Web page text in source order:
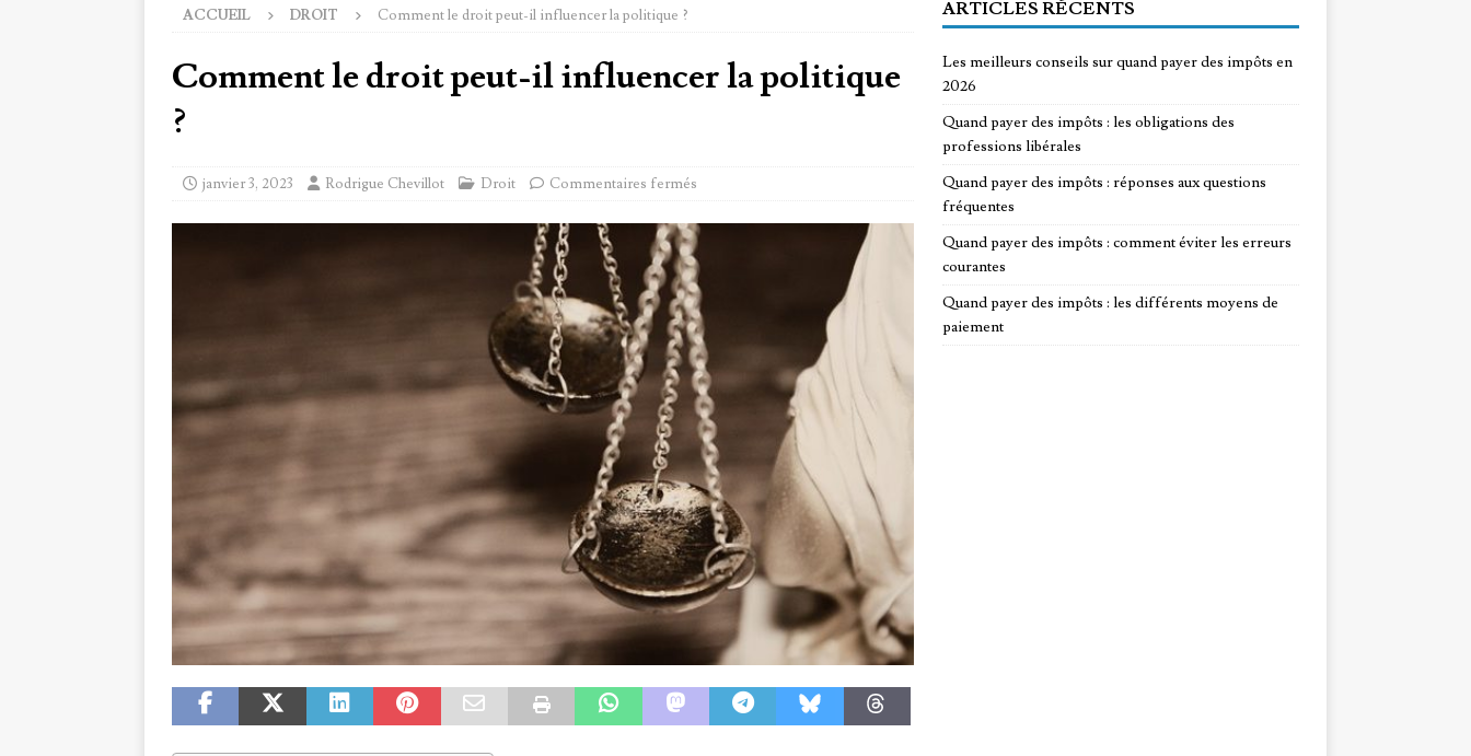
ACCUEIL DROIT Comment le droit peut-il influencer la politique ?
Comment le droit peut-il influencer la politique
?
janvier 3, 2023 Rodrigue Chevillot Droit Commentaires fermés
ARTICLES RÉCENTS
Les meilleurs conseils sur quand payer des impôts en
2026
Quand payer des impôts : les obligations des
professions libérales
Quand payer des impôts : réponses aux questions
fréquentes
Quand payer des impôts : comment éviter les erreurs
courantes
Quand payer des impôts : les différents moyens de
paiement